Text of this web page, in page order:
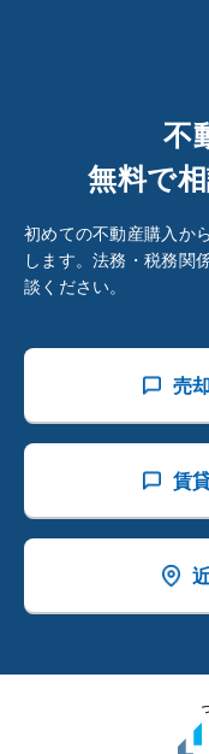
不
無料で
初めての不動産購入か
します。法務・税務関
談ください。
売
賃